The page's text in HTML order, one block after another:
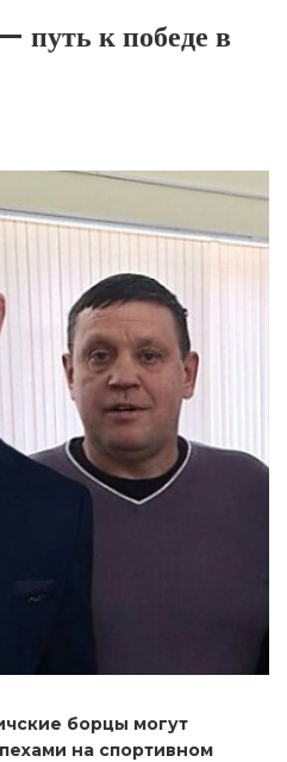
путь к победе в
борцы могут
на спортивном